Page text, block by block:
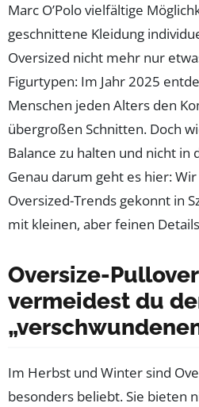
Marc O’Polo vielfältige
geschnittene Kleidung
Oversized nicht mehr nur
Figurtypen: Im Jahr 2025
Menschen jeden Alters den
übergroßen Schnitten. Doch
Balance zu halten und nicht in
Genau darum geht es hier:
Oversized-Trends gekonnt in
mit kleinen, aber feinen
Oversize-
vermeidest du
Im Herbst und Winter sind
besonders beliebt. Sie bieten